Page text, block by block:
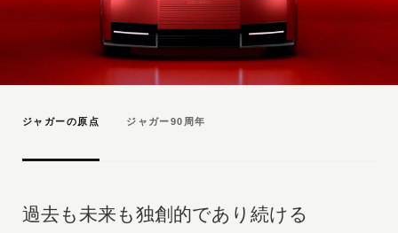
ジャガーの原点 ジャガー90周年
過去も未来も独創的であり続ける